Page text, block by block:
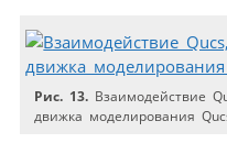
Рис. 13. Взаимодействие
движка моделирования